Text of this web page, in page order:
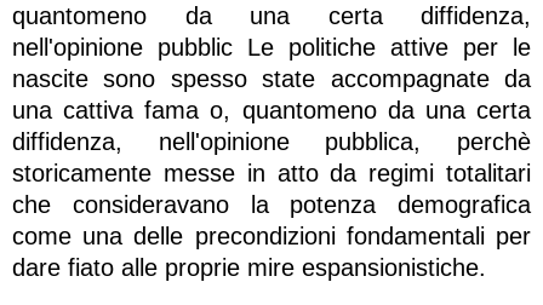
quantomeno da una certa diffidenza,
nell'opinione pubblic Le politiche attive per le
nascite sono spesso state accompagnate da
una cattiva fama o, quantomeno da una certa
diffidenza, nell'opinione pubblica, perchè
storicamente messe in atto da regimi totalitari
che consideravano la potenza demografica
come una delle precondizioni fondamentali per
dare fiato alle proprie mire espansionistiche.